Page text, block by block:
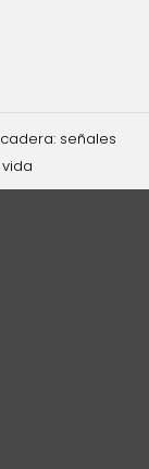
señales